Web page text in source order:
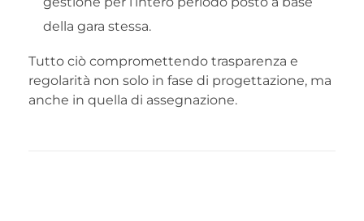
della gara stessa.
Tutto ciò compromettendo trasparenza e
regolarità non solo in fase di progettazione, ma
anche in quella di assegnazione.